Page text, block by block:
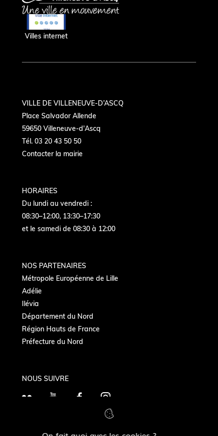
Villes internet
VILLE DE VILLENEUVE-D’ASCQ
Place Salvador Allende
59650 Villeneuve-d'Ascq
Tél. 03 20 43 50 50
Contacter la mairie
HORAIRES
Du lundi au vendredi :
08:30–12:00, 13:30–17:30
et le samedi de 08:30 à 12:00
NOS PARTENAIRES
Métropole Européenne de Lille
Adélie
Ilévia
Département du Nord
Région Hauts de France
Préfecture du Nord
NOUS SUIVRE
F
Y
F
I